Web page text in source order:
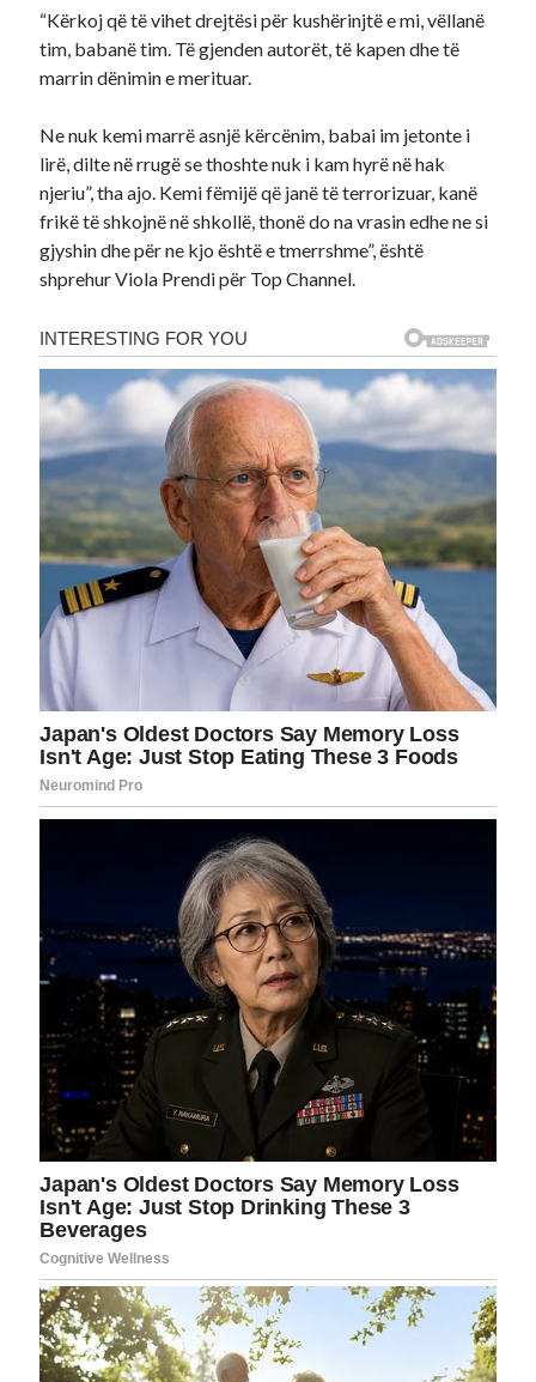
“Kërkoj që të vihet drejtësi për kushërinjtë e mi, vëllanë
tim, babanë tim. Të gjenden autorët, të kapen dhe të
marrin dënimin e merituar.
Ne nuk kemi marrë asnjë kërcënim, babai im jetonte i
lirë, dilte në rrugë se thoshte nuk i kam hyrë në hak
njeriu”, tha ajo. Kemi fëmijë që janë të terrorizuar, kanë
frikë të shkojnë në shkollë, thonë do na vrasin edhe ne si
gjyshin dhe për ne kjo është e tmerrshme”, është
shprehur Viola Prendi për Top Channel.